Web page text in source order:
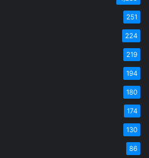
251
224
219
194
180
174
130
86